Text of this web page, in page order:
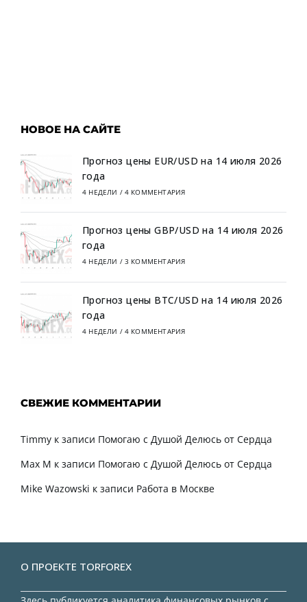
НОВОЕ НА САЙТЕ
Прогноз цены EUR/USD на 14 июля 2026
года
4 НЕДЕЛИ / 4 КОММЕНТАРИЯ
Прогноз цены GBP/USD на 14 июля 2026
года
4 НЕДЕЛИ / 3 КОММЕНТАРИЯ
Прогноз цены BTC/USD на 14 июля 2026
года
4 НЕДЕЛИ / 4 КОММЕНТАРИЯ
СВЕЖИЕ КОММЕНТАРИИ
Timmy к записи Помогаю с Душой Делюсь от Сердца
Max M к записи Помогаю с Душой Делюсь от Сердца
Mike Wazowski к записи Работа в Москве
О ПРОЕКТЕ TORFOREX